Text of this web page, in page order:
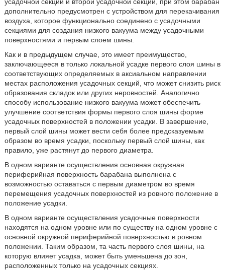
дополнительно предусмотрен с устройством для перекачивания
воздуха, которое функционально соединено с усадочными
секциями для создания низкого вакуума между усадочными
поверхностями и первым слоем шины.
Как и в предыдущем случае, это имеет преимущество,
заключающееся в только локальной усадке первого слоя шины в
соответствующих определяемых в аксиальном направлении
местах расположения усадочных секций, что может снизить риск
образования складок или других неровностей. Аналогично
способу использование низкого вакуума может обеспечить
улучшение соответствия формы первого слоя шины форме
усадочных поверхностей в положении усадки. В завершение,
первый слой шины может вести себя более предсказуемым
образом во время усадки, поскольку первый слой шины, как
правило, уже растянут до первого диаметра.
В одном варианте осуществления основная окружная
периферийная поверхность барабана выполнена с
возможностью оставаться с первым диаметром во время
перемещения усадочных поверхностей из ровного положение в
положение усадки.
В одном варианте осуществления усадочные поверхности
находятся на одном уровне или по существу на одном уровне с
основной окружной периферийной поверхностью в ровном
положении. Таким образом, та часть первого слоя шины, на
которую влияет усадка, может быть уменьшена до зон,
расположенных только на усадочных секциях.